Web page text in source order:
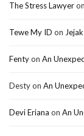
The Stress Lawyeron
Tewe My ID on
Fentyon An
Destyon An
Devi Eriana on An